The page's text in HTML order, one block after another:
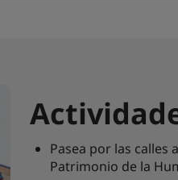
Pasea por las calles
Patrimonio de la